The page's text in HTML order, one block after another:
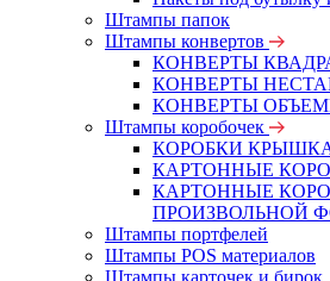
Штампы папок
Штампы конвертов
КОНВЕРТЫ
КОНВЕРТЫ
КОНВЕРТЫ
Штампы коробочек
КОРОБКИ
КАРТОННЫЕ
КАРТОННЫЕ
ПРОИЗВОЛЬНОЙ
Штампы портфелей
Штампы POS материалов
Штампы карточек и бирок